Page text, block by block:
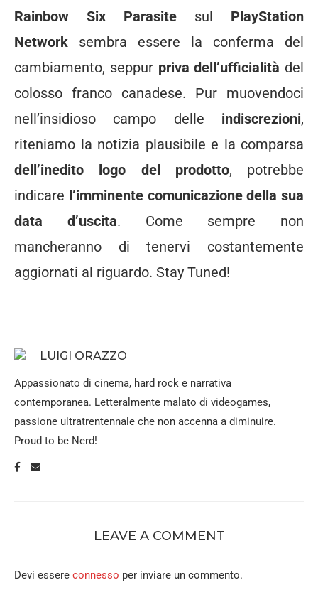
Rainbow Six Parasite sul PlayStation
Network sembra essere la conferma del
cambiamento, seppur priva dell’ufficialità del
colosso franco canadese. Pur muovendoci
nell’insidioso campo delle indiscrezioni,
riteniamo la notizia plausibile e la comparsa
dell’inedito logo del prodotto, potrebbe
indicare l’imminente comunicazione della sua
data d’uscita. Come sempre non
mancheranno di tenervi costantemente
aggiornati al riguardo. Stay Tuned!
LUIGI ORAZZO
Appassionato di cinema, hard rock e narrativa
contemporanea. Letteralmente malato di videogames,
passione ultratrentennale che non accenna a diminuire.
Proud to be Nerd!
LEAVE A COMMENT
Devi essere connesso per inviare un commento.